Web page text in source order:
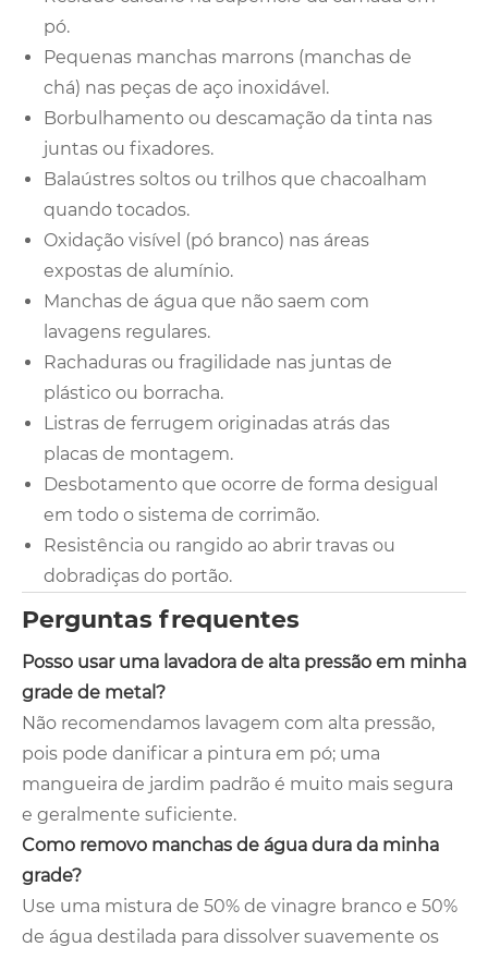
pó.
Pequenas manchas marrons (manchas de
chá) nas peças de aço inoxidável.
Borbulhamento ou descamação da tinta nas
juntas ou fixadores.
Balaústres soltos ou trilhos que chacoalham
quando tocados.
Oxidação visível (pó branco) nas áreas
expostas de alumínio.
Manchas de água que não saem com
lavagens regulares.
Rachaduras ou fragilidade nas juntas de
plástico ou borracha.
Listras de ferrugem originadas atrás das
placas de montagem.
Desbotamento que ocorre de forma desigual
em todo o sistema de corrimão.
Resistência ou rangido ao abrir travas ou
dobradiças do portão.
Perguntas frequentes
Posso usar uma lavadora de alta pressão em minha
grade de metal?
Não recomendamos lavagem com alta pressão,
pois pode danificar a pintura em pó; uma
mangueira de jardim padrão é muito mais segura
e geralmente suficiente.
Como removo manchas de água dura da minha
grade?
Use uma mistura de 50% de vinagre branco e 50%
de água destilada para dissolver suavemente os